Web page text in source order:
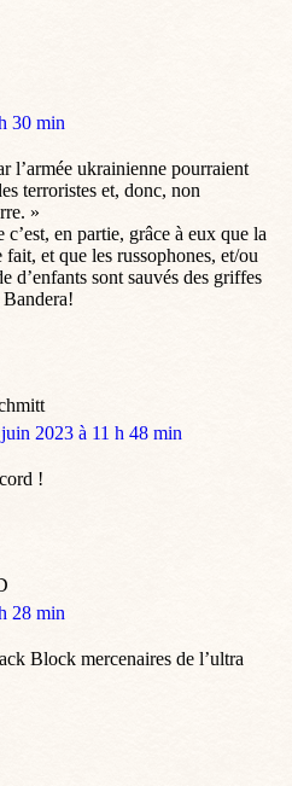
30 min
l’armée ukrainienne pourraient
terroristes et, donc, non
»
en partie, grâce à eux que la
et que les russophones, et/ou
d’enfants sont sauvés des griffes
2023 à 11 h 48 min
!
28 min
Block mercenaires de l’ultra